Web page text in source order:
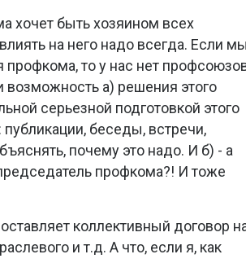
хочет быть хозяином всех
на него надо всегда. Если мы
то у нас нет
возможность а) решения этого
серьезной подготовкой этого
беседы, встречи,
почему это надо. И б) - а
профкома?! И тоже
коллективный договор
и т.д. А что, если я, как